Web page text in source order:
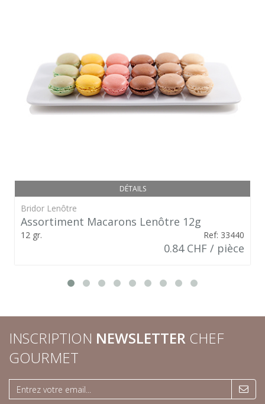
DÉTAILS
Bridor Lenôtre
Assortiment Macarons Lenôtre 12g
12 gr. Ref: 33440
0.84 CHF / pièce
INSCRIPTION NEWSLETTER CHEF
GOURMET